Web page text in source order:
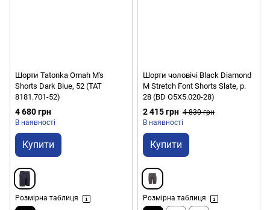
Шорти Tatonka Omah M's
Shorts Dark Blue, 52 (TAT
8181.701-52)
4 680 грн
В наявності
Купити
Розмірна таблиця
Шорти чоловічі Black Diamond
M Stretch Font Shorts Slate, р.
28 (BD O5X5.020-28)
2 415 грн 4 830 грн
В наявності
Купити
Розмірна таблиця